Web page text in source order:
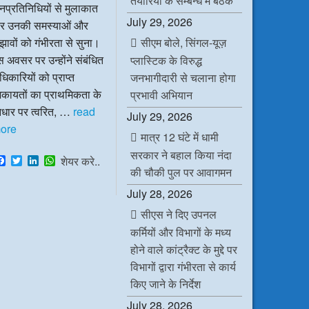
से मुलाकात
उनकी समस्याओं और
को गंभीरता से सुना।
अवसर पर उन्होंने संबंधित
को प्राप्त
का प्राथमिकता के
पर त्वरित, … read
F
a
T
w
L
i
W
h
शेयर करे..
July 29, 2026
सीएम बोले, सिंगल-यूज़
प्लास्टिक के विरुद्ध
जनभागीदारी से चलाना होगा
प्रभावी अभियान
July 29, 2026
मात्र 12 घंटे में धामी
सरकार ने बहाल किया नंदा
की चौकी पुल पर आवागमन
July 28, 2026
सीएस ने दिए उपनल
कर्मियों और विभागों के मध्य
होने वाले कांट्रैक्ट के मुद्दे पर
विभागों द्वारा गंभीरता से कार्य
किए जाने के निर्देश
July 28, 2026